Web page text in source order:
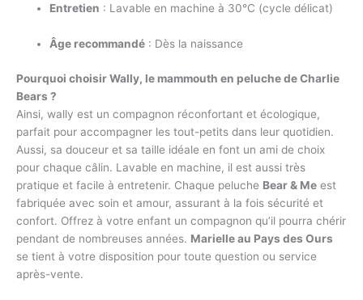
Entretien : Lavable en machine à 30°C (cycle délicat)
Âge recommandé : Dès la naissance
Pourquoi choisir Wally, le mammouth en peluche de Charlie
Bears ?
Ainsi, wally est un compagnon réconfortant et écologique,
parfait pour accompagner les tout-petits dans leur quotidien.
Aussi, sa douceur et sa taille idéale en font un ami de choix
pour chaque câlin. Lavable en machine, il est aussi très
pratique et facile à entretenir. Chaque peluche Bear & Me est
fabriquée avec soin et amour, assurant à la fois sécurité et
confort. Offrez à votre enfant un compagnon qu’il pourra chérir
pendant de nombreuses années. Marielle au Pays des Ours
se tient à votre disposition pour toute question ou service
après-vente.